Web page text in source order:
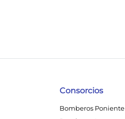
Consorcios
Bomberos Poniente